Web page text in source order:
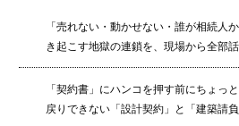
「売れない・動かせない・誰が相続人
き起こす地獄の連鎖を、現場から全部
「契約書」にハンコを押す前にちょっ
戻りできない「設計契約」と「建築請